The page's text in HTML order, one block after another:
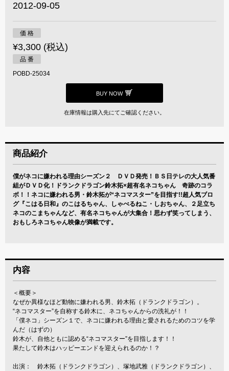
2012-09-05
価 格
¥3,300 (税込)
品 番
POBD-25034
BUY NOW
在庫情報は購入先にてご確認ください。
商品紹介
僕がネコに嫌われる理由シーズン２ ＤＶＤ発売！ＢＳ日テレの大人気番
組がＤＶＤ化！ドランクドラゴン鈴木拓×超有名ネコちゃん 奇跡のコラ
ボ！！ネコに嫌われる男・鈴木拓が“ネコマスター”を目指す!!超人気ブロ
グ『こはる日和』のこはるちゃん、しゃべるねこ・しおちゃん、２足立ち
ネコのこまちゃんなど、有名ネコちゃんが大集合！思わず笑ってしまう、
おもしろネコちゃん映像が満載です。
内容
＜概要＞
なぜか異様なほど動物に嫌われる男、鈴木拓（ドランクドラゴン）。
“ネコマスター”を自称する鈴木に、ネコちゃんからの洗礼が！！
「僕ネコ」シーズン１で、ネコに嫌われる理由と愛されるためのコツを学
んだ（はずの）
鈴木が、自他ともに認める“ネコマスター”を目指します！！
果たして鈴木はハッピーエンドを迎えられるのか！？
出演： 鈴木拓（ドランクドラゴン）、塚地武雅（ドランクドラゴン）、